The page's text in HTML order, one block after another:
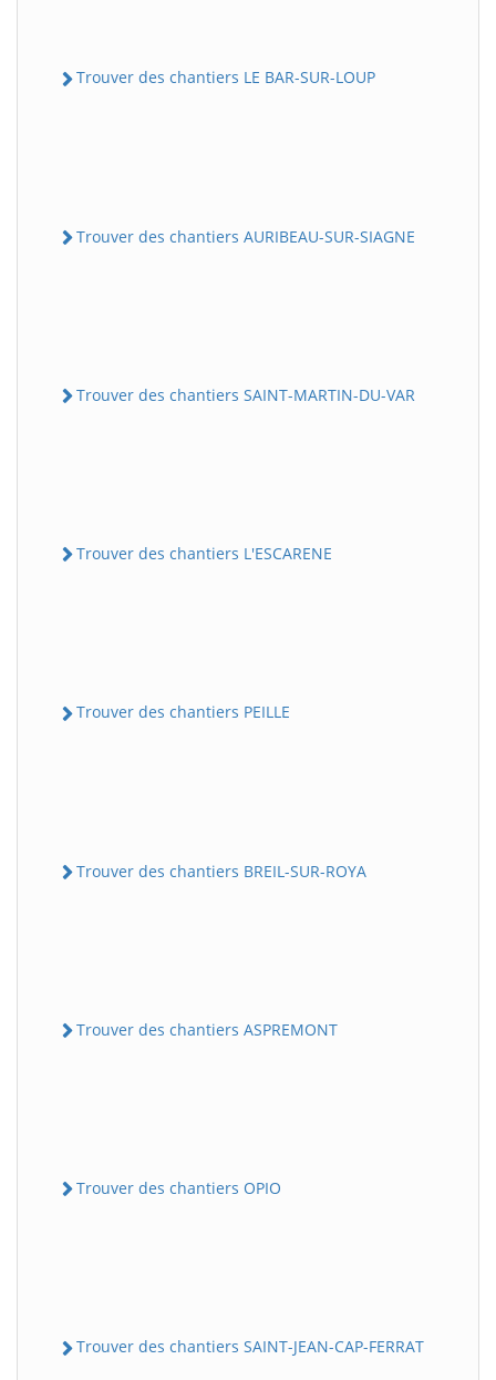
Trouver des chantiers LE BAR-SUR-LOUP
Trouver des chantiers AURIBEAU-SUR-SIAGNE
Trouver des chantiers SAINT-MARTIN-DU-VAR
Trouver des chantiers L'ESCARENE
Trouver des chantiers PEILLE
Trouver des chantiers BREIL-SUR-ROYA
Trouver des chantiers ASPREMONT
Trouver des chantiers OPIO
Trouver des chantiers SAINT-JEAN-CAP-FERRAT